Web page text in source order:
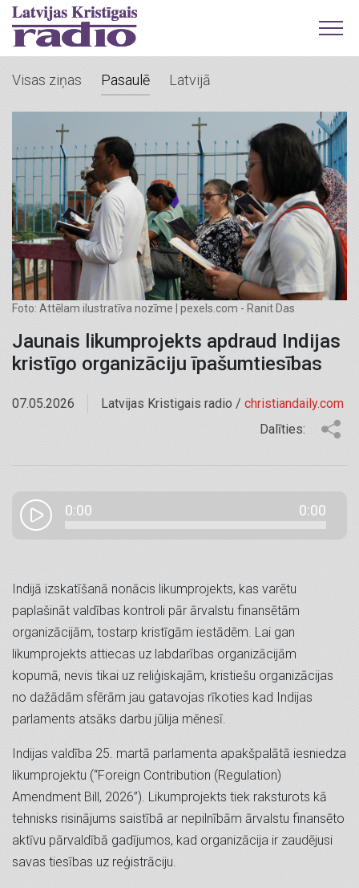
Visas ziņas Pasaulē Latvijā
Foto: Attēlam ilustratīva nozīme | pexels.com - Ranit Das
Jaunais likumprojekts apdraud Indijas
kristīgo organizāciju īpašumtiesības
07.05.2026 Latvijas Kristigais radio / christiandaily.com
Dalīties:
0:00 0:00
Indijā izskatīšanā nonācis likumprojekts, kas varētu
paplašināt valdības kontroli pār ārvalstu finansētām
organizācijām, tostarp kristīgām iestādēm. Lai gan
likumprojekts attiecas uz labdarības organizācijām
kopumā, nevis tikai uz reliģiskajām, kristiešu organizācijas
no dažādām sfērām jau gatavojas rīkoties kad Indijas
parlaments atsāks darbu jūlija mēnesī.
Indijas valdība 25. martā parlamenta apakšpalātā iesniedza
likumprojektu (“Foreign Contribution (Regulation)
Amendment Bill, 2026”). Likumprojekts tiek raksturots kā
tehnisks risinājums saistībā ar nepilnībām ārvalstu finansēto
aktīvu pārvaldībā gadījumos, kad organizācija ir zaudējusi
savas tiesības uz reģistrāciju.